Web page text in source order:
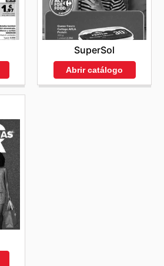
SuperSol
Abrir catálogo